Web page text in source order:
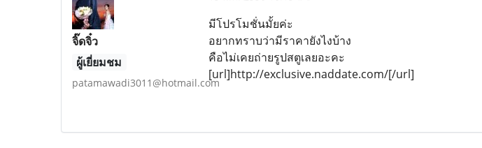
จิ๊ดจิ๋ว
ผู้เยี่ยมชม
patamawadi3011@hotmail.com
มีโปรโมชั่นมั้ยค่ะ
อยากทราบว่ามีราคายังไงบ้าง
คือไม่เคยถ่ายรูปสตูเลยอะคะ
[url]http://exclusive.naddate.com/[/url]